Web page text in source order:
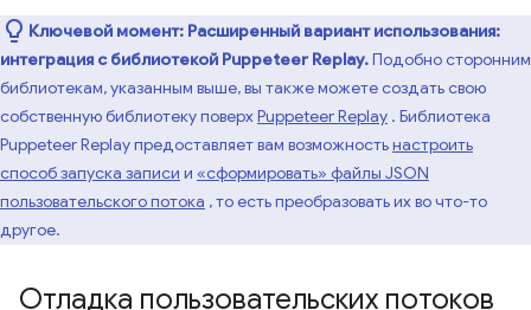
Ключевой момент: Расширенный вариант использования:
интеграция с библиотекой Puppeteer Replay.Подобно сторонним
библиотекам, указанным выше, вы также можете создать свою
собственную библиотеку поверхPuppeteer Replay . Библиотека
Puppeteer Replay предоставляет вам возможностьнастроить
способ запуска записи и «сформировать» файлы JSON
пользовательского потока , то есть преобразовать их во что-то
другое.
Отладка пользовательских потоков